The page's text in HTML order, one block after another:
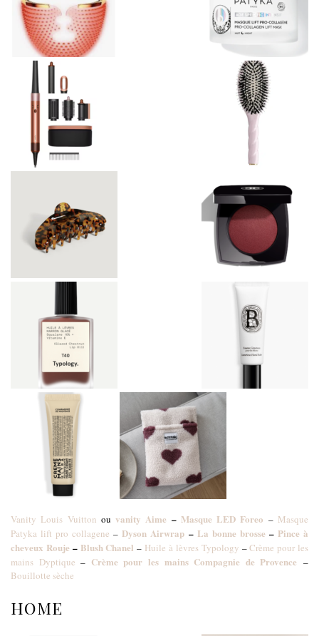
Vanity Louis Vuitton ou vanityAime – Masque LED Foreo – Masque
Patyka lift pro collagene – Dyson Airwrap –La bonne brosse–Pince à
cheveux Rouje – Blush Chanel– Huile à lèvres Typology –Crème pour les
mains Dyptique – Crème pour les mains Compagnie de Provence –
Bouillotte sèche
HOME